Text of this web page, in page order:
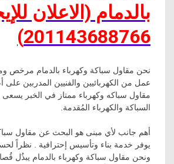
بالدمام (الاعلان
201143688766)
نحن مقاول سباكة وكهرباء بالدمام مرخص
عمل من الكهربائيين والفنيين المدربين على
مقاول سباكه وكهرباء ممتاز في الخبر
السباكة والكهرباء المُقدمة.
أهم جانب لأي مبنى هو البحث عن مقاول
يوفر خدمة بناء وتأسيس إحترافية . نظراً
ونحن مقاول سباكة وكهرباء بالدمام يبذُل